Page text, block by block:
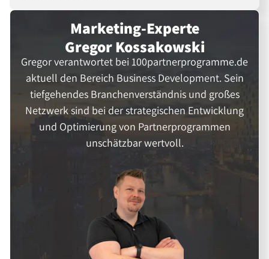
Marketing-Experte
Gregor Kossakowski
Gregor verantwortet bei 100partnerprogramme.de
aktuell den Bereich Business Development. Sein
tiefgehendes Branchenverständnis und großes
Netzwerk sind bei der strategischen Entwicklung
und Optimierung von Partnerprogrammen
unschätzbar wertvoll.